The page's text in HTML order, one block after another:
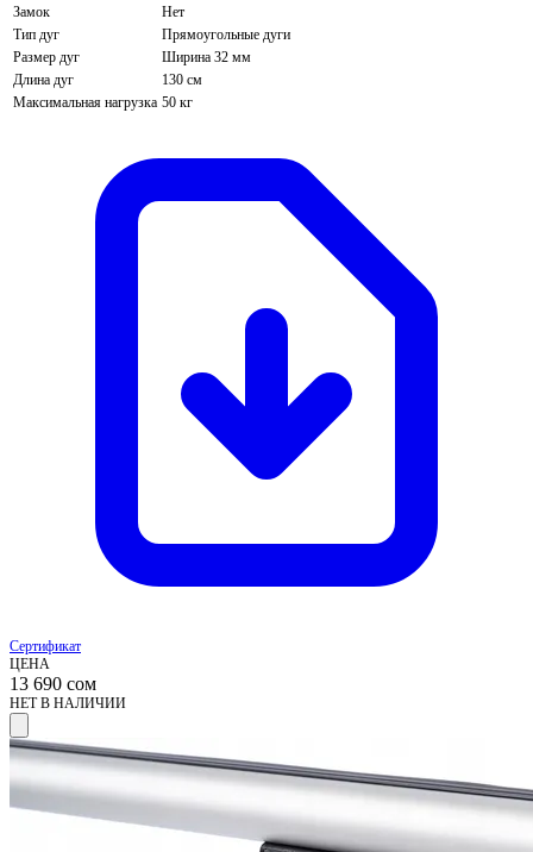
Замок
Нет
Тип дуг
Прямоугольные дуги
Размер дуг
Ширина 32 мм
Длина дуг
130 см
Максимальная нагрузка 50 кг
Сертификат
ЦЕНА
13 690 сом
НЕТ В НАЛИЧИИ